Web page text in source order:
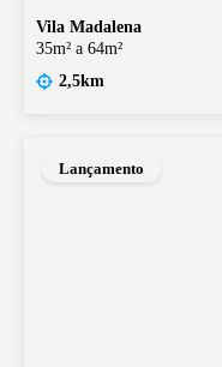
Vila Madalena
35m² a 64m²
2,5km
Lançamento